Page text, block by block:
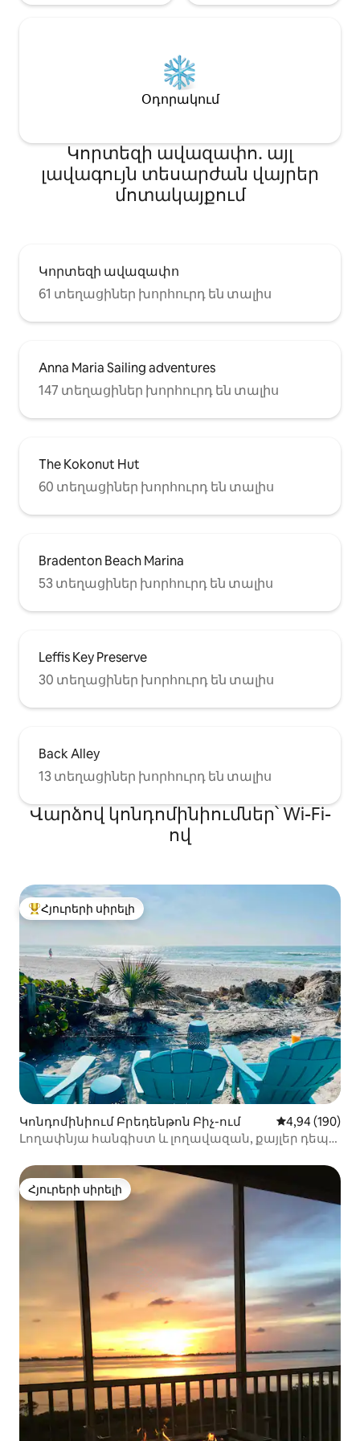
Օդորակում
Կորտեզի ավազափո․ այլ
լավագույն տեսարժան վայրեր
մոտակայքում
Կորտեզի ավազափո
61 տեղացիներ խորհուրդ են տալիս
Anna Maria Sailing adventures
147 տեղացիներ խորհուրդ են տալիս
The Kokonut Hut
60 տեղացիներ խորհուրդ են տալիս
Bradenton Beach Marina
53 տեղացիներ խորհուրդ են տալիս
Leffis Key Preserve
30 տեղացիներ խորհուրդ են տալիս
Back Alley
13 տեղացիներ խորհուրդ են տալիս
Վարձով կոնդոմինիումներ՝ Wi-Fi-
ով
Հյուրերի սիրելի լավագույն տները
Հյուրերի սիրելի
Կոնդոմինիում Բրեդենթոն Բիչ-ում Միջին
4,94 (190)
Լողափնյա հանգիստ և լողավազան, քայլեր դեպի
Հյուրերի սիրելի
Հյուրերի սիրելի